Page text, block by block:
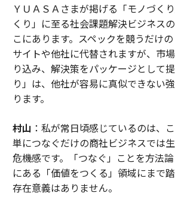
ＹＵＡＳＡさまが掲げる「モノづく
くり」に至る社会課題解決ビジネス
こにあります。スペックを競うだけ
サイトや他社に代替されますが、市
り込み、解決策をパッケージとして
り」は、他社が容易に真似できない
ります。
村山 ：私が常日頃感じているのは、
単につなぐだけの商社ビジネスでは
危機感です。「つなぐ」ことを方法
にある「価値をつくる」領域にまで
存在意義はありません。